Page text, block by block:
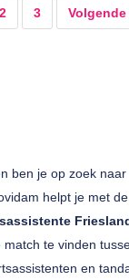
2 3 Volgende
ben je op zoek
helpt je met
te vinden
en